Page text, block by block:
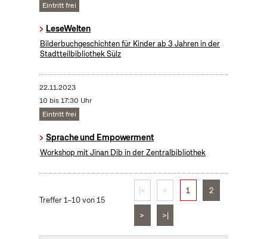
Eintritt frei
LeseWelten
Bilderbuchgeschichten für Kinder ab 3 Jahren in der
Stadtteilbibliothek Sülz
22.11.2023
10 bis 17:30 Uhr
Eintritt frei
Sprache und Empowerment
Workshop mit Jinan Dib in der Zentralbibliothek
Treffer 1–10 von 15
|< < 1 2
> >|